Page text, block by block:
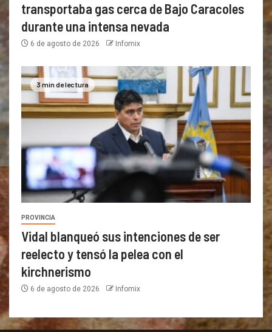
transportaba gas cerca de Bajo Caracoles
durante una intensa nevada
6 de agosto de 2026 Infomix
3 min de lectura
PROVINCIA
Vidal blanqueó sus intenciones de ser
reelecto y tensó la pelea con el
kirchnerismo
6 de agosto de 2026 Infomix